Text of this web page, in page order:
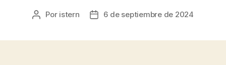
Autor
Por istern
Fecha6 de septiembre de 2024